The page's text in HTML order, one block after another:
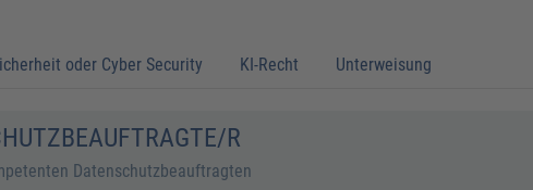
oder Cyber Security KI-Recht Unterweisung
R
Datenschutzbeauftragten